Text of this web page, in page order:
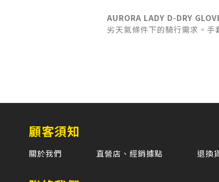
AURORA LADY D-DRY
劣天氣條件下的騎行需求。
顧客須知
關於我們 直營店、經銷據點 退換